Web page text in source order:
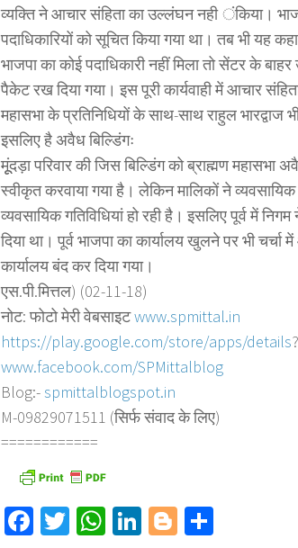
व्यक्ति ने आचार संहिता का उल्लंघन नही ंकिया।
पदाधिकारियों को सूचित किया गया था। तब भी यह
भाजपा का कोई पदाधिकारी नहीं मिला तो सेंटर के
पैकेट रख दिया गया। इस पूरी कार्यवाही में आचार
महासभा के प्रतिनिधियों के साथ-साथ राहुल भारद्वाज
इसलिए है अवैध बिल्डिंगः
मूूंदड़ा परिवार की जिस बिल्डिंग को ब्राह्मण
स्वीकृत करवाया गया है। लेकिन मालिकों ने
व्यवसायिक गतिविधियां हो रही है। इसलिए पूर्व में
दिया था। पूर्व भाजपा का कार्यालय खुलने पर भी
कार्यालय बंद कर दिया गया।
एस.पी.मित्तल) (02-11-18)
नोट: फोटो मेरी वेबसाइटwww.spmittal.in
https://play.google.com/store/apps/details
www.facebook.com/SPMittalblog
Blog:-spmittalblogspot.in
M-09829071511 (सिर्फ संवाद के लिए)
============
Facebook
TwitterWhatsApp
LinkedIn
Blogger